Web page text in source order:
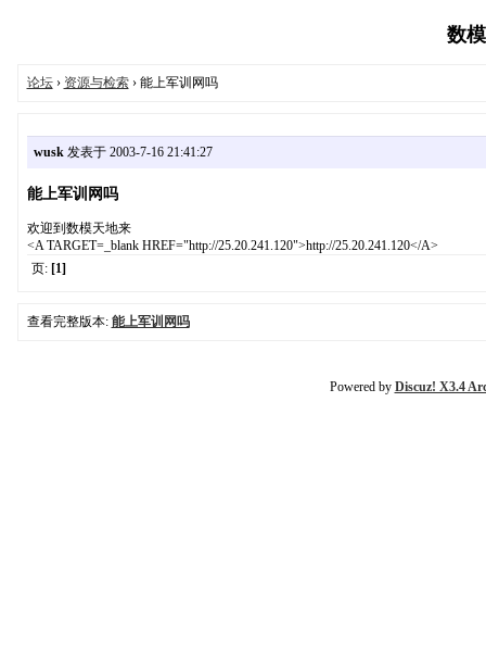
数
论坛› 资源与检索› 能上军训网吗
wusk发表于 2003-7-16 21:41:27
能上军训网吗
欢迎到数模天地来
<A TARGET=_blank HREF="http://25.20.241.120">http://25.20.241.120</A>
页: [1]
查看完整版本: 能上军训网吗
Powered by Discuz! X3.4